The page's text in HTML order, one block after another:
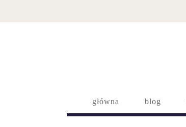
główna blog